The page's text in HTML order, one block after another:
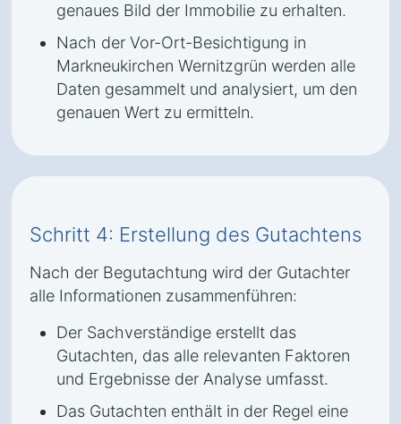
genaues Bild der Immobilie zu erhalten.
Nach der Vor-Ort-Besichtigung in
Markneukirchen Wernitzgrün werden alle
Daten gesammelt und analysiert, um den
genauen Wert zu ermitteln.
Schritt 4: Erstellung des Gutachtens
Nach der Begutachtung wird der Gutachter
alle Informationen zusammenführen:
Der Sachverständige erstellt das
Gutachten, das alle relevanten Faktoren
und Ergebnisse der Analyse umfasst.
Das Gutachten enthält in der Regel eine